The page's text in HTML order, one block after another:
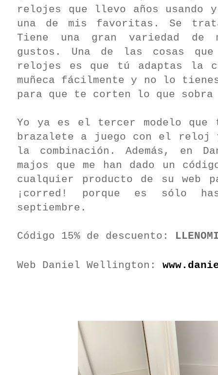
relojes que llevo años usando
una de mis favoritas. Se
Tiene una gran variedad de
gustos. Una de las cosas
relojes es que tú adaptas la
muñeca fácilmente y no lo
para que te corten lo que
Yo ya es el tercer modelo que
brazalete a juego con el reloj y
la combinación. Además, en
majos que me han dado un
cualquier producto de su web
¡corred! porque es sólo
septiembre.
Código 15% de descuento:
Web Daniel Wellington: